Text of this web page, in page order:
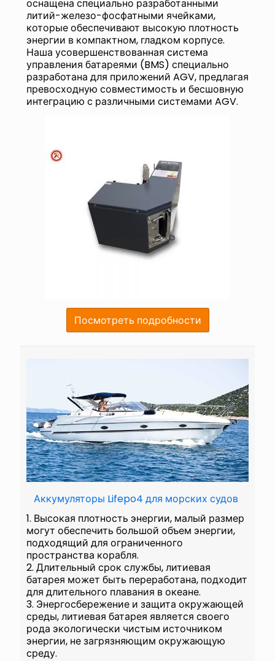
оснащена специально разработанными
литий-железо-фосфатными ячейками,
которые обеспечивают высокую плотность
энергии в компактном, гладком корпусе.
Наша усовершенствованная система
управления батареями (BMS) специально
разработана для приложений AGV, предлагая
превосходную совместимость и бесшовную
интеграцию с различными системами AGV.
Посмотреть подробности
Аккумуляторы Lifepo4 для морских судов
1. Высокая плотность энергии, малый размер
могут обеспечить большой объем энергии,
подходящий для ограниченного
пространства корабля.
2. Длительный срок службы, литиевая
батарея может быть переработана, подходит
для длительного плавания в океане.
3. Энергосбережение и защита окружающей
среды, литиевая батарея является своего
рода экологически чистым источником
энергии, не загрязняющим окружающую
среду.